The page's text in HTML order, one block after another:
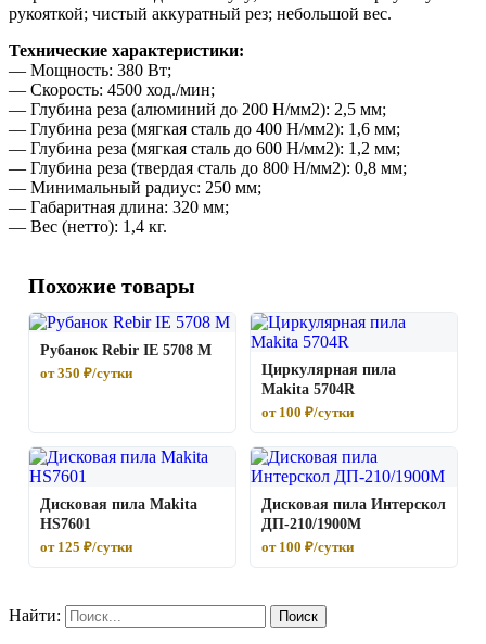
рукояткой; чистый аккуратный рез; небольшой вес.
Технические характеристики:
— Мощность: 380 Вт;
— Скорость: 4500 ход./мин;
— Глубина реза (алюминий до 200 Н/мм2): 2,5 мм;
— Глубина реза (мягкая сталь до 400 Н/мм2): 1,6 мм;
— Глубина реза (мягкая сталь до 600 Н/мм2): 1,2 мм;
— Глубина реза (твердая сталь до 800 Н/мм2): 0,8 мм;
— Минимальный радиус: 250 мм;
— Габаритная длина: 320 мм;
— Вес (нетто): 1,4 кг.
Похожие товары
Рубанок Rebir IE 5708 М
от 350 ₽/сутки
Циркулярная пила
Makita 5704R
от 100 ₽/сутки
Дисковая пила Makita
HS7601
от 125 ₽/сутки
Дисковая пила Интерскол
ДП-210/1900М
от 100 ₽/сутки
Найти: